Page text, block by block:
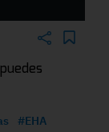
#EHA